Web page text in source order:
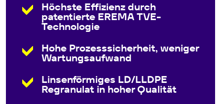
Höchste Effizienz durch
patentierte EREMA TVE-
Technologie
Hohe Prozesssicherheit, weniger
Wartungsaufwand
Linsenförmiges LD/LLDPE
Regranulat in hoher Qualität